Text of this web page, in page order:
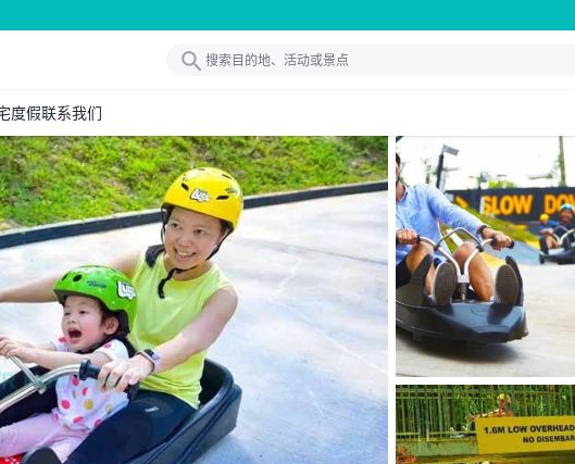
度假联系我们